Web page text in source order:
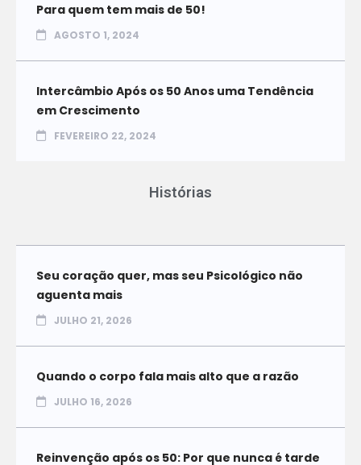
Para quem tem mais de 50!
AGOSTO 1, 2024
Intercâmbio Após os 50 Anos uma Tendência
em Crescimento
FEVEREIRO 22, 2024
Histórias
Seu coração quer, mas seu Psicológico não
aguenta mais
JULHO 21, 2026
Quando o corpo fala mais alto que a razão
JULHO 16, 2026
Reinvenção após os 50: Por que nunca é tarde